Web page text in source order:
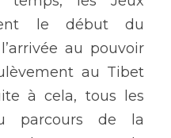
le début du
au pouvoir
au Tibet
à cela, tous les
parcours de la